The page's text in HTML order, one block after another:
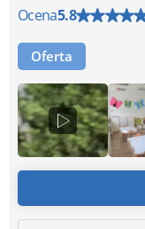
Ocena5.8
Oferta